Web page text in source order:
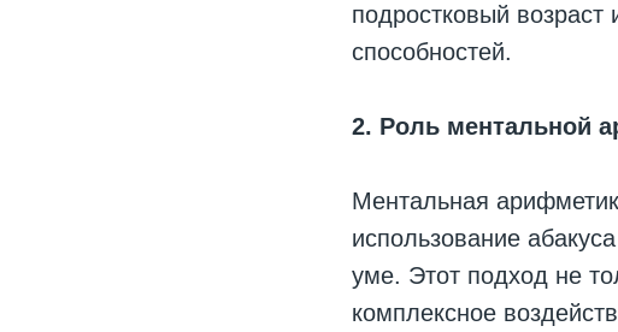
подростковый
способностей.
2. Роль ментальной
Ментальная
использование
уме. Этот подход не
комплексное